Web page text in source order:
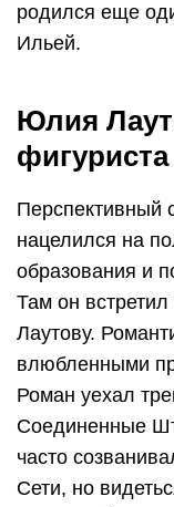
родился еще
Ильей.
Юлия
фигуриста
Перспективный
нацелился на
образования и
Там он
Лаутову.
влюбленными
Роман уехал
Соединенные
часто
Сети, но